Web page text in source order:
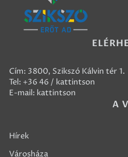
Cím: 3800, Szikszó Kálvin tér 1.
Tel: +36 46 / kattintson
E-mail: kattintson
A
Hírek
Városháza